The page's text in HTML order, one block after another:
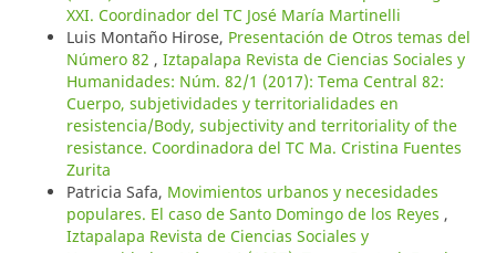
XXI. Coordinador del TC José María Martinelli
Luis Montaño Hirose, Presentación de Otros temas del
Número 82 , Iztapalapa Revista de Ciencias Sociales y
Humanidades: Núm. 82/1 (2017): Tema Central 82:
Cuerpo, subjetividades y territorialidades en
resistencia/Body, subjectivity and territoriality of the
resistance. Coordinadora del TC Ma. Cristina Fuentes
Zurita
Patricia Safa, Movimientos urbanos y necesidades
populares. El caso de Santo Domingo de los Reyes ,
Iztapalapa Revista de Ciencias Sociales y